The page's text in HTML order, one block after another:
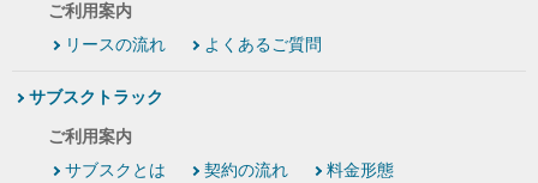
ご利用案内
リースの流れ
よくあるご質問
サブスクトラック
ご利用案内
サブスクとは
契約の流れ
料金形態